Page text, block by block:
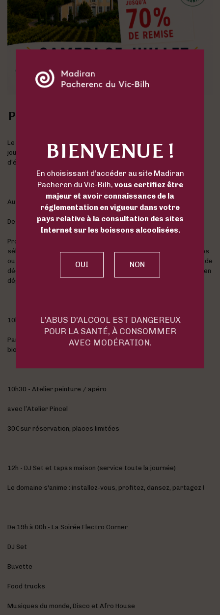
Présentation
Le Domaine Capmartin vous ouvre grand ses portes pour une
journée festive et gourmande à l’occasion de son Grand Bazar
d’été !
Au programme :
De 10h à 18h - Grande braderie de vins :
Profitez de remises exceptionnelles de -20 % à -70 % sur une
sélection de bouteilles issues de fins de stocks, vieux millésimes
ou avec de petits défauts d’étiquetage. C’est l’occasion idéale de
découvrir ou redécouvrir les vins du domaine à prix doux… tout en
dégustant !
10h et 15h - Balade à la découverte de la biodynamie
Partez dans les vignes avec le vigneron qui vous expliquera la
biodynamie et ses pratiques culturales.
10h30 - Atelier peinture / apéro
avec l’Atelier Pincel
30€ sur réservation, places limitées
12h - DJ Set et tapas maison (service toute la journée)
Le domaine s'anime : installez-vous, profitez, dansez, partagez !
De 19h à 00h - La Soirée Electro Corner
DJ Set
Buvette
Food trucks
Musiques du monde, Disco et Afro House
BIENVENUE !
En choisissant d’accéder au site Madiran
Pacheren du Vic-Bilh, vous certifiez être
majeur et avoir connaissance de la
réglementation en vigueur dans votre
pays relative à la consultation des sites
Internet sur les boissons alcoolisées.
L'ABUS D'ALCOOL EST DANGEREUX
POUR LA SANTÉ, À CONSOMMER
AVEC MODÉRATION.